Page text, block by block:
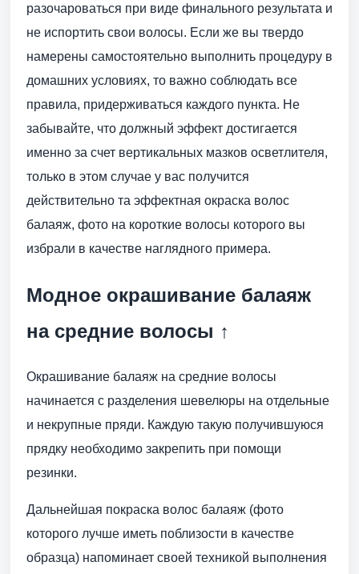
разочароваться при виде финального результата и
не испортить свои волосы. Если же вы твердо
намерены самостоятельно выполнить процедуру в
домашних условиях, то важно соблюдать все
правила, придерживаться каждого пункта. Не
забывайте, что должный эффект достигается
именно за счет вертикальных мазков осветлителя,
только в этом случае у вас получится
действительно та эффектная окраска волос
балаяж, фото на короткие волосы которого вы
избрали в качестве наглядного примера.
Модное окрашивание балаяж
на средние волосы ↑
Окрашивание балаяж на средние волосы
начинается с разделения шевелюры на отдельные
и некрупные пряди. Каждую такую получившуюся
прядку необходимо закрепить при помощи
резинки.
Дальнейшая покраска волос балаяж (фото
которого лучше иметь поблизости в качестве
образца) напоминает своей техникой выполнения